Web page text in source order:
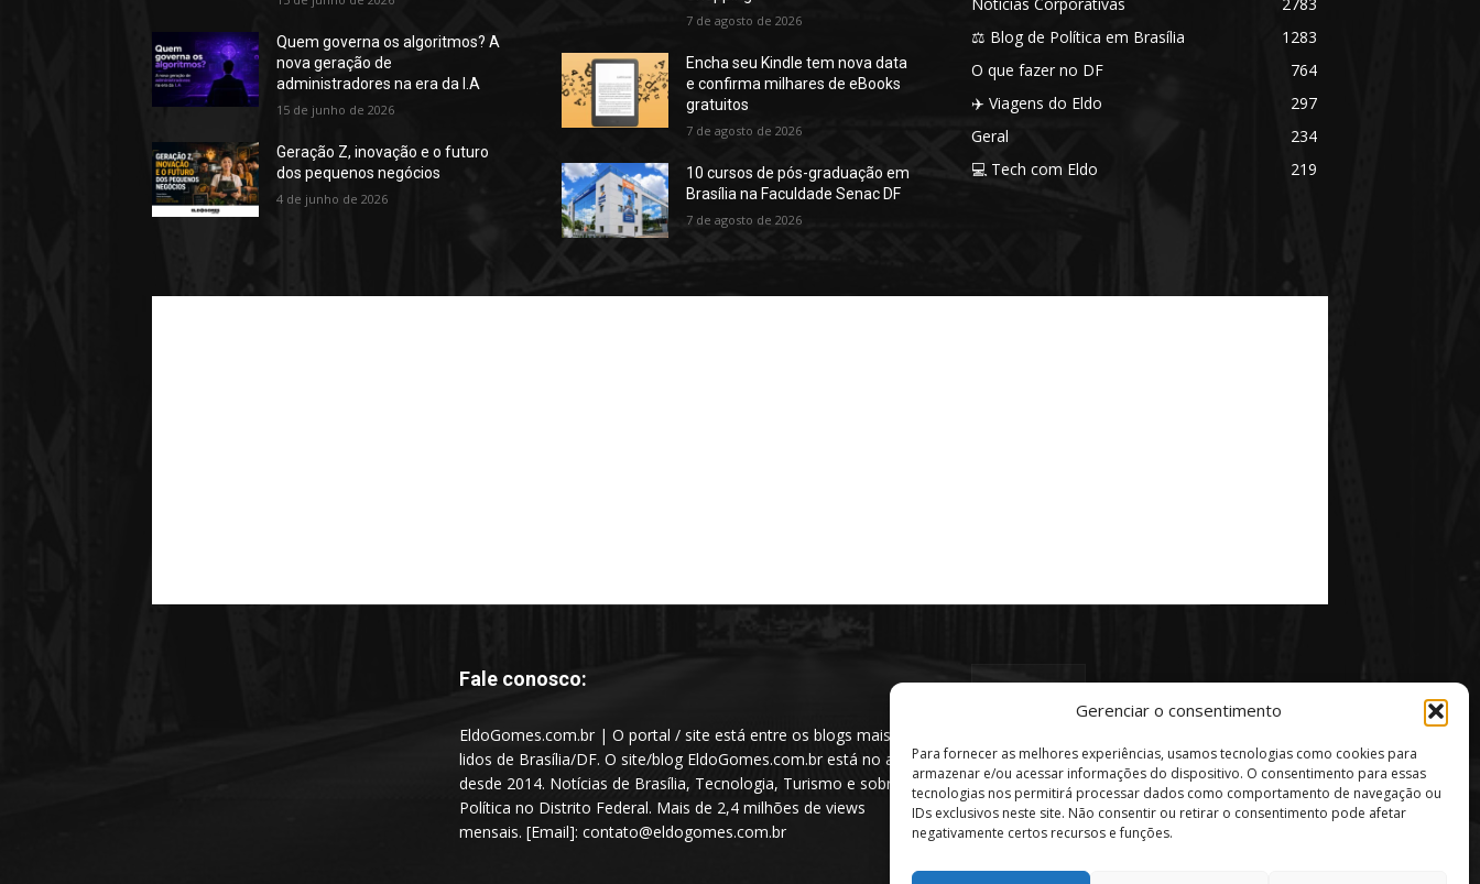
Gerenciar o consentimento
Para fornecer as melhores experiências, usamos tecnologias como cookies para
armazenar e/ou acessar informações do dispositivo. O consentimento para essas
tecnologias nos permitirá processar dados como comportamento de navegação ou
IDs exclusivos neste site. Não consentir ou retirar o consentimento pode afetar
negativamente certos recursos e funções.
Quem governa os algoritmos? A
nova geração de
administradores na era da I.A
15 de junho de 2026
Geração Z, inovação e o futuro
dos pequenos negócios
4 de junho de 2026
7 de agosto de 2026
Encha seu Kindle tem nova data
e confirma milhares de eBooks
gratuitos
7 de agosto de 2026
10 cursos de pós-graduação em
Brasília na Faculdade Senac DF
7 de agosto de 2026
⚖️ Blog de Política em Brasília
1283
O que fazer no DF
764
✈️ Viagens do Eldo
297
Geral
234
💻 Tech com Eldo
219
Fale conosco:
EldoGomes.com.br | O portal / site está entre os blogs mais
lidos de Brasília/DF. O site/blog EldoGomes.com.br está no ar
desde 2014. Notícias de Brasília, Tecnologia, Turismo e sobre a
Política no Distrito Federal. Mais de 2,4 milhões de views
mensais. [Email]: contato@eldogomes.com.br